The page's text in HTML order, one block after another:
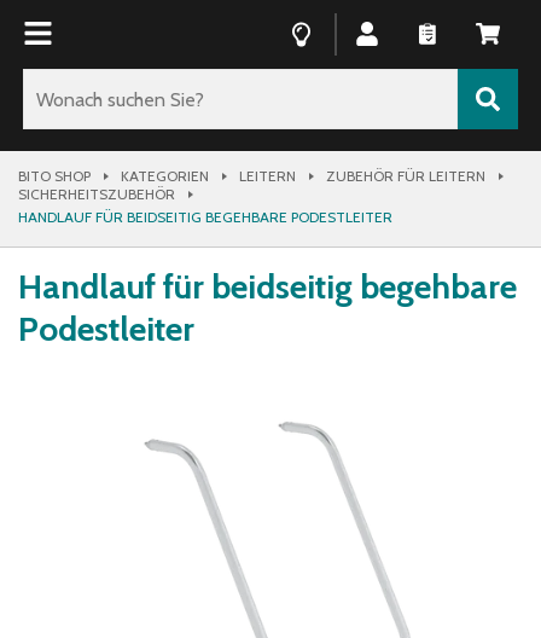
BITO SHOP KATEGORIEN LEITERN
ZUBEHÖR FÜR LEITERN
SICHERHEITSZUBEHÖR
HANDLAUF FÜR BEIDSEITIG BEGEHBARE PODESTLEITER
Handlauf für beidseitig begehbare
Podestleiter